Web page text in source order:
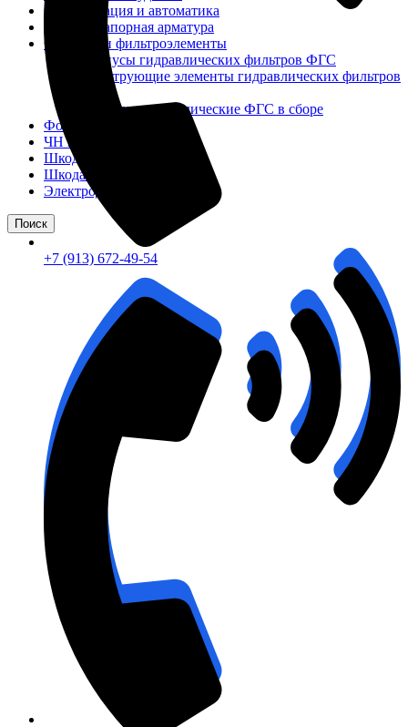
Сигнализация и автоматика
Судовая запорная арматура
Фильтры и фильтроэлементы
Корпусы гидравлических фильтров ФГС
Фильтрующие элементы гидравлических фильтров
Фильтры гидравлические ФГС в сборе
Фонари
ЧН 25/34
Шкода 6S-160
Шкода-275
Электродвигатели
Поиск
+7 (913) 672-49-54